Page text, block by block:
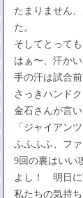
たまりません
た。
そしてとって
はぁ〜、汗かい
手の汗は試合前
さっきハンド
金石さんが言い
「ジャイアン
ふふふふ、フ
9回の裏はいい
よし！ 明日に
私たちの気持